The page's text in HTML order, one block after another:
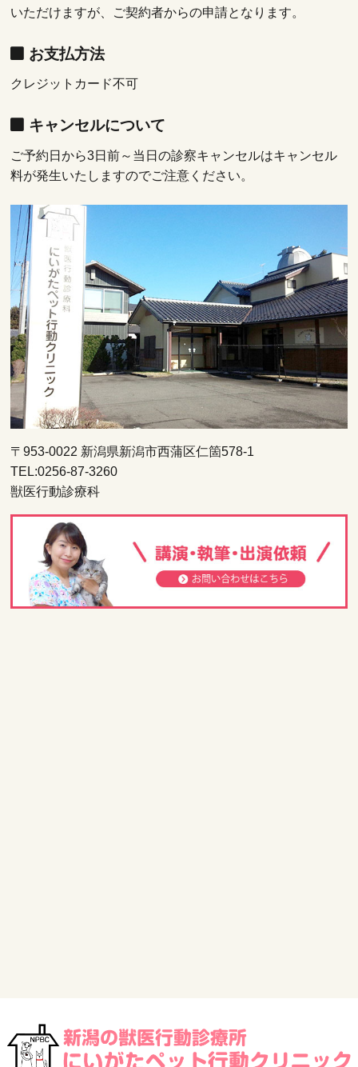
いただけますが、ご契約者からの申請となります。
お支払方法
クレジットカード不可
キャンセルについて
ご予約日から3日前～当日の診察キャンセルはキャンセル
料が発生いたしますのでご注意ください。
〒953-0022 新潟県新潟市西蒲区仁箇578-1
TEL:0256-87-3260
獣医行動診療科